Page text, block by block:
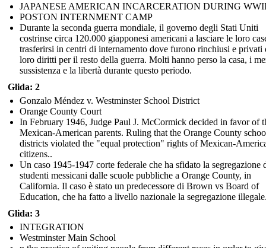
JAPANESE AMERICAN INCARCERATION DURING
POSTON INTERNMENT CAMP
Durante la seconda guerra mondiale, il governo degli Stati Uniti
costrinse circa 120.000 giapponesi americani a lasciare le loro
trasferirsi in centri di internamento dove furono rinchiusi e privati
loro diritti per il resto della guerra. Molti hanno perso la casa, i
sussistenza e la libertà durante questo periodo.
Glida: 2
Gonzalo Méndez v. Westminster School District
Orange County Court
In February 1946, Judge Paul J. McCormick decided in favor of
Mexican-American parents. Ruling that the Orange County
districts violated the "equal protection" rights of Mexican-
citizens..
Un caso 1945-1947 corte federale che ha sfidato la segregazione
studenti messicani dalle scuole pubbliche a Orange County, in
California. Il caso è stato un predecessore di Brown vs Board of
Education, che ha fatto a livello nazionale la segregazione
Glida: 3
INTEGRATION
Westminster Main School